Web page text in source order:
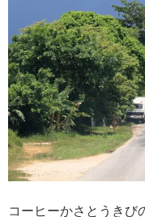
コーヒーかさとうきび